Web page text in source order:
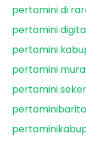
pertamini di
pertamini
pertamini
pertamini
pertamini